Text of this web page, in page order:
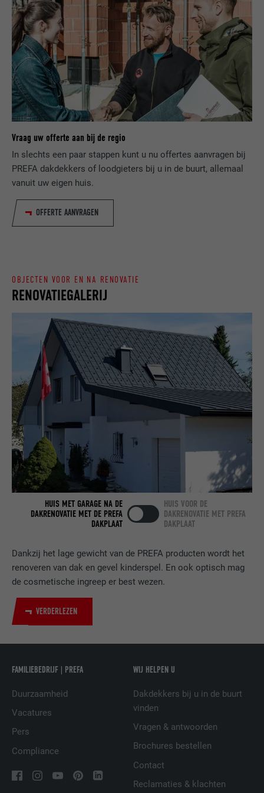
Vraag uw offerte aan bij de regio
In slechts een paar stappen kunt u nu offertes aanvragen bij
PREFA dakdekkers of loodgieters bij u in de buurt, allemaal
vanuit uw eigen huis.
OFFERTE AANVRAGEN
Dankzij het lage gewicht van de PREFA producten wordt het
renoveren van dak en gevel kinderspel. En ook optisch mag
de cosmetische ingreep er best wezen.
VERDERLEZEN
RENOVATIEGALERIJ
OBJECTEN VOOR EN NA RENOVATIE
HUIS MET GARAGE NA DE
DAKRENOVATIE MET DE PREFA
DAKPLAAT
HUIS VOOR DE
DAKRENOVATIE MET PREFA
DAKPLAAT
FAMILIEBEDRIJF | PREFA
Duurzaamheid
Vacatures
Pers
Compliance
WIJ HELPEN U
Dakdekkers bij u in de buurt
vinden
Vragen & antwoorden
Brochures bestellen
Contact
Reclamaties & klachten
VERVALTIJD 1 dag
DOEL
Registreert een eenduidige ID, die gebruikt
wordt om statistische gegevens te
genereren m.b.t. het gebruik van de
website door de bezoeker.
NAAM _gaexp
AANBIEDER Google Optimize
90 dagen
Wordt bij wijze van test geplaatst om te
controleren of de browser het plaatsen
van cookies toestaat. Bevat geen
NAAM
AANBIEDER ads.linkedin.com
VERVALTIJD
DOEL
Slaat de door de gebruiker geselecteerde
taalversie van een website op.
NAAM lang
AANBIEDER LinkedIn
VERVALTIJD Sessie
NAAM bcookie
AANBIEDER LinkedIn
VERVALTIJD 2 jaar
DOEL
Gebruikt door de socialnetworking-dienst
LinkedIn voor het volgen van het gebruik
van ingebedde diensten.
NAAM bscookie
AANBIEDER LinkedIn
VERVALTIJD 2 jaar
Gebruikt door de socialnetworking-dienst
van ingebedde diensten.
VERVALTIJD 29 dagen
DOEL
Wordt gebruikt om bezoekers op meerdere
voorkeuren van de bezoeker relevante
reclame te presenteren.
NAAM
AANBIEDER LinkedIn